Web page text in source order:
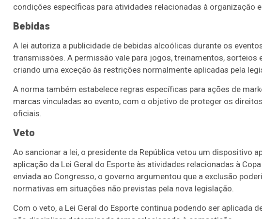
condições específicas para atividades relacionadas à organização
Bebidas
A lei autoriza a publicidade de bebidas alcoólicas durante os
transmissões. A permissão vale para jogos, treinamentos, sorteios
criando uma exceção às restrições normalmente aplicadas pela
A norma também estabelece regras específicas para ações de
marcas vinculadas ao evento, com o objetivo de proteger os
oficiais.
Veto
Ao sancionar a lei, o presidente da República vetou um dispositivo
aplicação da Lei Geral do Esporte às atividades relacionadas à
enviada ao Congresso, o governo argumentou que a exclusão
normativas em situações não previstas pela nova legislação.
Com o veto, a Lei Geral do Esporte continua podendo ser aplicada